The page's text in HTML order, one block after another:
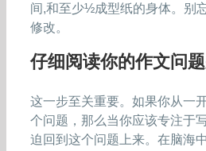
间,和至少½成型纸的身体。别
修改。
仔细阅读你的作文问
这一步至关重要。如果你从一
个问题，那么当你应该专注于
迫回到这个问题上来。在脑海